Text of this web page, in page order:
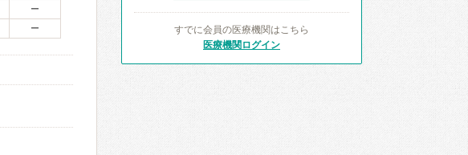
ー
ー
すでに会員の医療機関はこちら
医療機関ログイン